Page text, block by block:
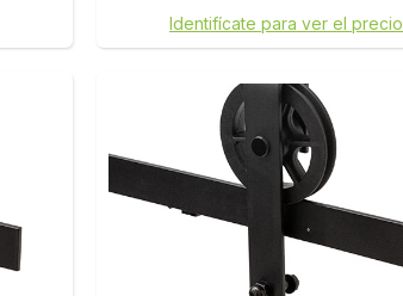
Identifícate para ver el precio